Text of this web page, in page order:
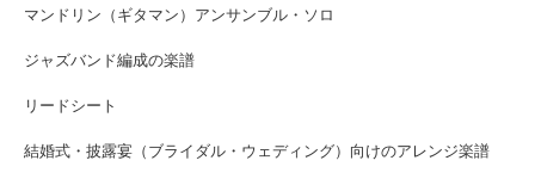
マンドリン（ギタマン）アンサンブル・ソロ
ジャズバンド編成の楽譜
リードシート
結婚式・披露宴（ブライダル・ウェディング）向けのアレンジ楽譜